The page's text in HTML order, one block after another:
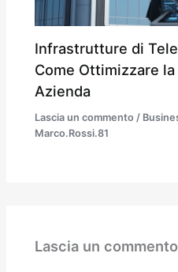
Infrastrutture di
Come Ottimizzare
Azienda
Lascia un commento /
Marco.Rossi.81
Lascia un commento